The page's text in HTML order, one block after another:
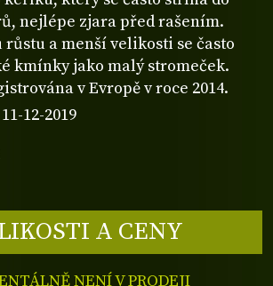
nejlépe zjara před rašením.
a menší velikosti se často
kmínky jako malý stromeček.
v Evropě v roce 2014.
12-2019
A CENY
NENÍ V PRODEJI